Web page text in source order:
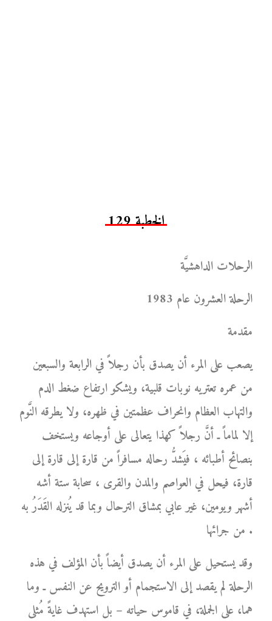
الخطبة 129
الرحلات الداهشيَّة
الرحلة العشرون عام 1983
مقدمة
يصعب على المرء أن يصدق بأن رجلاً في الرابعة والسبعين
من عمره تعتريه نوبات قلبية، ويشكو ارتفاع ضغط الدم
والتهاب العظام وانحراف عظمتين في ظهره، ولا يطرقه النَّوم
إلا لماماً ـ أنَّ رجلاً كهذا يتعالى على أوجاعه ويستخف
بنصائح أطبائه ، فيَشدُّ رحاله مسافراً من قارة إلى قارة إلى
قارة، فيحل في العواصم والمدن والقرى ، سحابة ستة أشه
أشهر ويومين، غير عابي بمشاق الترحال وبما قد يُنزله القَدَرُ به
من جرائها .
وقد يستحيل على المرء أن يصدق أيضاً بأن المؤلف في هذه
الرحلة لم يقصد إلى الاستجمام أو الترويح عن النفس ـ وما
هما، على الجملة، في قاموس حياته – بل استهدف غايةً مُثلى